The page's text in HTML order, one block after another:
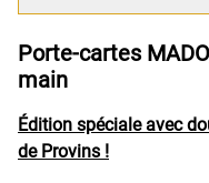
Porte-cartes
main
Édition spéciale avec
de Provins !